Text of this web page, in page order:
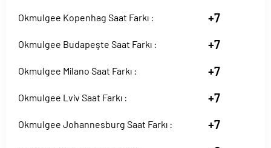
Okmulgee Kopenhag Saat Farkı : +7
Okmulgee Budapeşte Saat Farkı : +7
Okmulgee Milano Saat Farkı : +7
Okmulgee Lviv Saat Farkı : +7
Okmulgee Johannesburg Saat Farkı : +7